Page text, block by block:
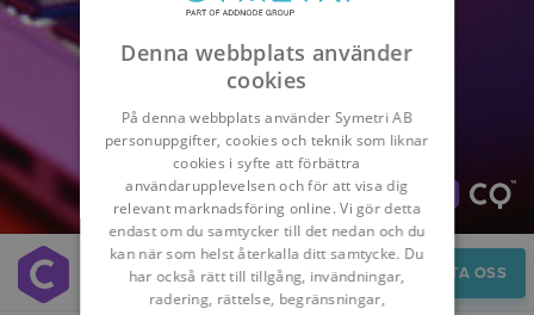
Fördelar KONTAKTA OSS
Denna webbplats använder
cookies
På denna webbplats använder Symetri AB
personuppgifter, cookies och teknik som liknar
cookies i syfte att förbättra
användarupplevelsen och för att visa dig
relevant marknadsföring online. Vi gör detta
endast om du samtycker till det nedan och du
kan när som helst återkalla ditt samtycke. Du
har också rätt till tillgång, invändningar,
radering, rättelse, begränsningar,